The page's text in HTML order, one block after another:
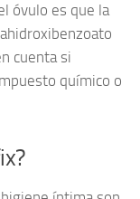
óvulo es que la
cuenta si
químico o